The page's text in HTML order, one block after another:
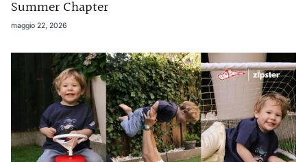
Summer Chapter
maggio 22, 2026